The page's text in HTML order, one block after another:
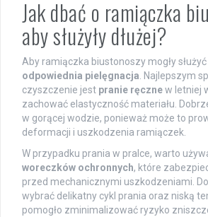
Jak dbać o ramiączka
aby służyły dłużej?
Aby ramiączka biustonoszy mogły
odpowiednia pielęgnacja. Najlepszym
czyszczenie jest pranie ręcznew letniej
zachować elastyczność materiału.
w gorącej wodzie, ponieważ może to
deformacji i uszkodzenia ramiączek.
W przypadku prania w pralce, warto
woreczków ochronnych, które
przed mechanicznymi uszkodzeniami.
wybrać delikatny cykl prania oraz niską
pomogło zminimalizować ryzyko